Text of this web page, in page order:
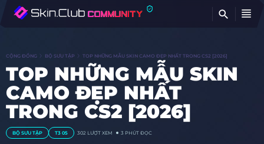
CỘNG ĐỒNG BỘ SƯU TẬP TOP NHỮNG MẪU SKIN CAMO ĐẸP NHẤT TRONG CS2 [2026]
TOP NHỮNG MẪU SKIN
CAMO ĐẸP NHẤT
TRONG CS2 [2026]
BỘ SƯU TẬP T3 05 302 LƯỢT XEM 3 PHÚT ĐỌC